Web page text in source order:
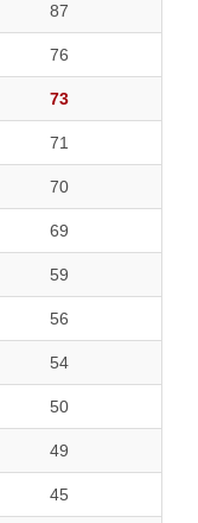
87
76
73
71
70
69
59
56
54
50
49
45